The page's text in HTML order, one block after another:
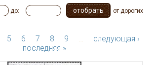
до:
от дорогих
5 6 7 8 9 …
следующая ›
последняя »